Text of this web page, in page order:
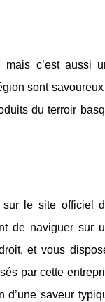
c’est aussi
sont
du terroir
le site officiel
de naviguer sur
et vous
par cette
d’une saveur